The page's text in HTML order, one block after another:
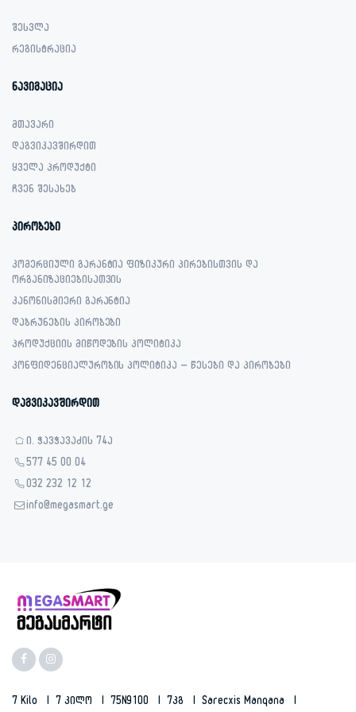
შესვლა
რეგისტრაცია
ნავიგაცია
მთავარი
დაგვიკავშირდით
ყველა პროდუქტი
ჩვენ შესახებ
პირობები
კომერციული გარანტია ფიზიკური პირებისთვის და
ორგანიზაციებისათვის
კანონისმიერი გარანტია
დაბრუნების პირობები
პროდუქციის მიწოდების პოლიტიკა
კონფიდენციალურობის პოლიტიკა – წესები და პირობები
დაგვიკავშირდით
ი. ჭავჭავაძის 74ა
577 45 00 04
032 232 12 12
info@megasmart.ge
7 Kilo 7 Კილო 75N9100 7კგ
Sarecxis Manqana